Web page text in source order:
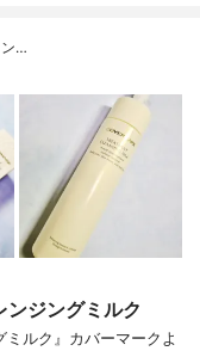
ン…
ンジングミルク
ルク』カバーマークよ